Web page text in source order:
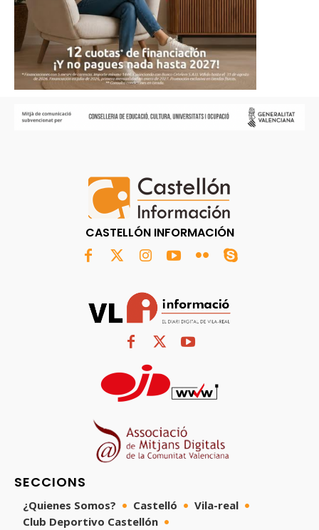
CASTELLÓN INFORMACIÓN
SECCIONS
¿Quienes Somos? Castelló
Vila-real
Club Deportivo Castellón